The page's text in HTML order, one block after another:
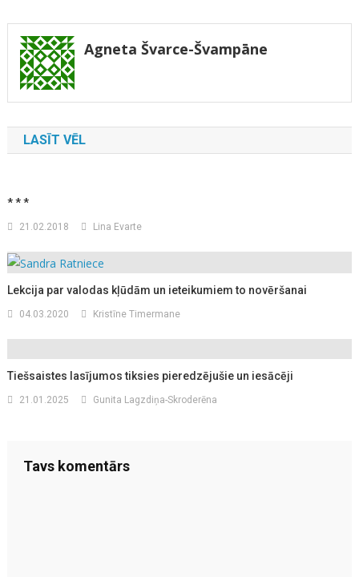
Agneta Švarce-Švampāne
LASĪT VĒL
* * *
21.02.2018 Lina Evarte
Lekcija par valodas kļūdām un ieteikumiem to novēršanai
04.03.2020 Kristīne Timermane
Tiešsaistes lasījumos tiksies pieredzējušie un iesācēji
21.01.2025 Gunita Lagzdiņa-Skroderēna
Tavs komentārs